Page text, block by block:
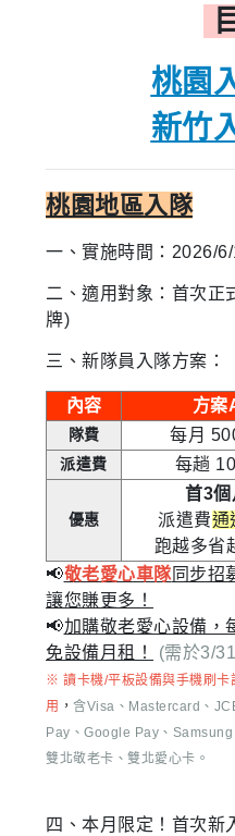
桃園
新竹
桃園地區入隊
一、實施時間： 2026/
二、適用對象：首次正
牌)
三、新隊員入隊方案：
內容 方案
隊費 每月
派遣費 每趟
優惠
首3個
派遣費通
跑越多省
📢敬老愛心車隊同步招
讓您賺更多！
📢加購敬老愛心設備，
免設備月租！
(需於3/
※ 讀卡機/平板設備與手機刷卡
用 ， 含Visa、Mastercard、
Pay、Google Pay、Samsung
雙北敬老卡、雙北愛心卡。
四、本月限定！首次新